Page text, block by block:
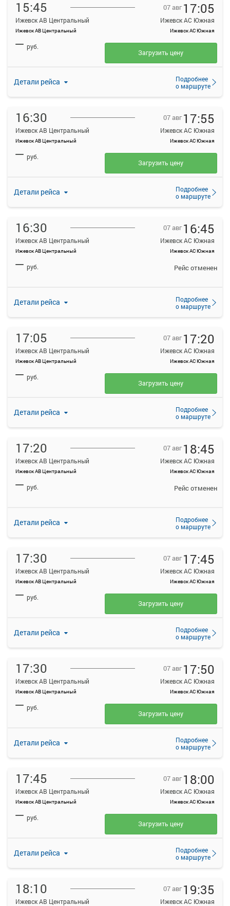
15:45
Ижевск АВ Центральный
Ижевск АВ Центральный
07 авг 17:05
Ижевск АС Южная
Ижевск АС Южная
Детали рейса
Подробнее
о маршруте
— руб.
Загрузить цену
16:30
Ижевск АВ Центральный
Ижевск АВ Центральный
07 авг 17:55
Ижевск АС Южная
Ижевск АС Южная
Детали рейса
Подробнее
о маршруте
— руб.
Загрузить цену
16:30
Ижевск АВ Центральный
Ижевск АВ Центральный
07 авг 16:45
Ижевск АС Южная
Ижевск АС Южная
Детали рейса
Подробнее
о маршруте
— руб. Рейс отменен
17:05
Ижевск АВ Центральный
Ижевск АВ Центральный
07 авг 17:20
Ижевск АС Южная
Ижевск АС Южная
Детали рейса
Подробнее
о маршруте
— руб.
Загрузить цену
17:20
Ижевск АВ Центральный
Ижевск АВ Центральный
07 авг 18:45
Ижевск АС Южная
Ижевск АС Южная
Детали рейса
Подробнее
о маршруте
— руб. Рейс отменен
17:30
Ижевск АВ Центральный
Ижевск АВ Центральный
07 авг 17:45
Ижевск АС Южная
Ижевск АС Южная
Детали рейса
Подробнее
о маршруте
— руб.
Загрузить цену
17:30
Ижевск АВ Центральный
Ижевск АВ Центральный
07 авг 17:50
Ижевск АС Южная
Ижевск АС Южная
Детали рейса
Подробнее
о маршруте
— руб.
Загрузить цену
17:45
Ижевск АВ Центральный
Ижевск АВ Центральный
07 авг 18:00
Ижевск АС Южная
Ижевск АС Южная
Детали рейса
Подробнее
о маршруте
— руб.
Загрузить цену
18:10
Ижевск АВ Центральный
07 авг 19:35
Ижевск АС Южная